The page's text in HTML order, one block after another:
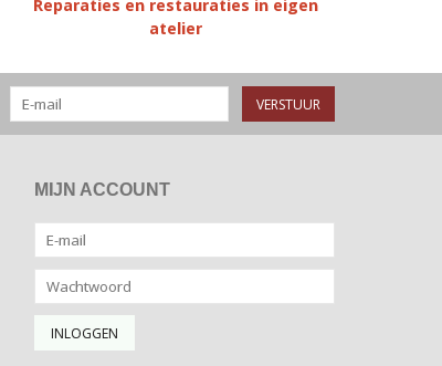
Reparaties en restauraties in eigen
atelier
VERSTUUR
MIJN ACCOUNT